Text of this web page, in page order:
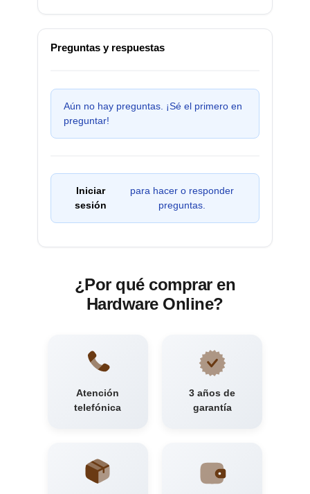
Preguntas y respuestas
Aún no hay preguntas. ¡Sé el primero en
preguntar!
Iniciar
sesión
para hacer o responder
preguntas.
¿Por qué comprar en
Hardware Online?
Atención
telefónica
3 años de
garantía